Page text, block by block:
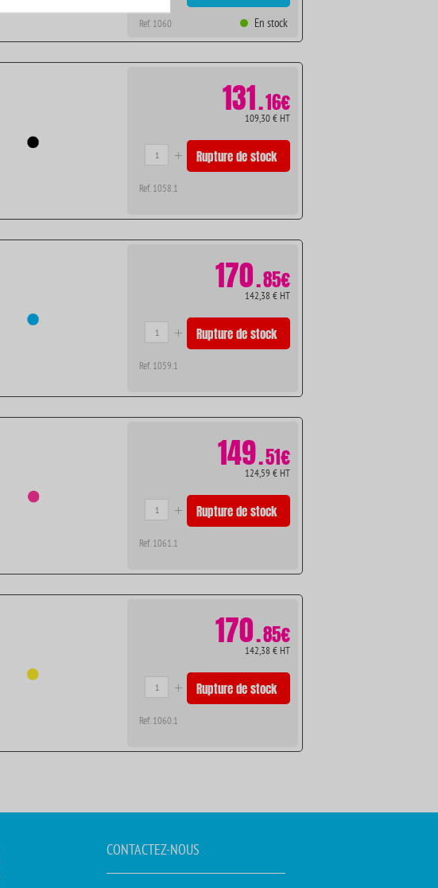
Ref. 1060 En stock
131.16€
109,30 € HT
Rupture de stock
Ref. 1058.1
170.85€
142,38 € HT
Rupture de stock
Ref. 1059.1
149.51€
124,59 € HT
Rupture de stock
Ref. 1061.1
170.85€
142,38 € HT
Rupture de stock
Ref. 1060.1
CONTACTEZ-NOUS